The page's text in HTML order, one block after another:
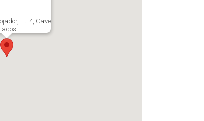
Lt. 4, Cave